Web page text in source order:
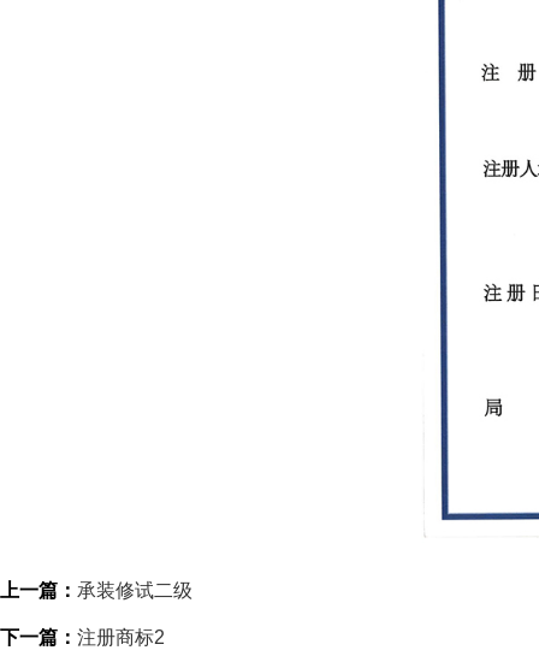
上一篇： 承装修试二级
下一篇： 注册商标2